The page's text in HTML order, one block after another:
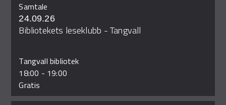
Samtale
24.09.26
Bibliotekets leseklubb - Tangvall
Tangvall bibliotek
18:00 - 19:00
Gratis